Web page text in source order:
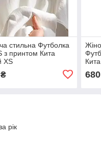
стильна Футболка
з принтом Кита
XS
680
рік